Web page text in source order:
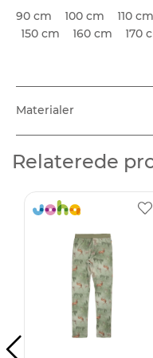
90 cm
100 cm 110 cm
150 cm
160 cm
170
Materialer
Relaterede